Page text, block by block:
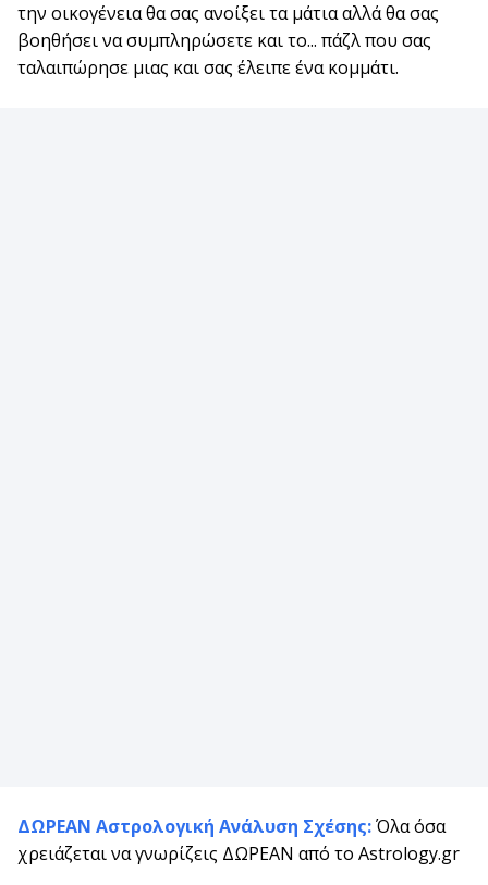
την οικογένεια θα σας ανοίξει τα μάτια αλλά θα σας
βοηθήσει να συμπληρώσετε και το... πάζλ που σας
ταλαιπώρησε μιας και σας έλειπε ένα κομμάτι.
ΔΩΡΕΑΝ Αστρολογική Ανάλυση Σχέσης:Όλα όσα
χρειάζεται να γνωρίζεις ΔΩΡΕΑΝ από το Astrology.gr